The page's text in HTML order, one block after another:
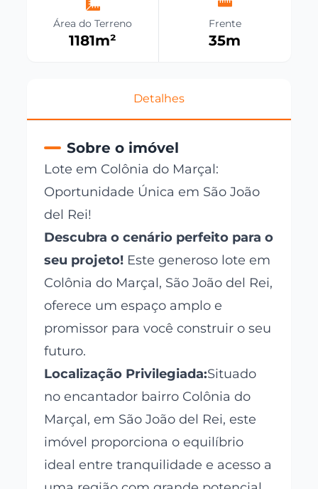
Área do Terreno
1181m²
Frente
35m
Detalhes
Sobre o imóvel
Lote em Colônia do Marçal:
Oportunidade Única em São João
del Rei!
Descubra o cenário perfeito para o
seu projeto! Este generoso lote em
Colônia do Marçal, São João del Rei,
oferece um espaço amplo e
promissor para você construir o seu
futuro.
Localização Privilegiada:Situado
no encantador bairro Colônia do
Marçal, em São João del Rei, este
imóvel proporciona o equilíbrio
ideal entre tranquilidade e acesso a